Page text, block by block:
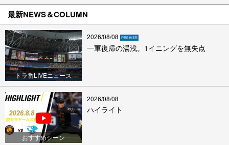
最新NEWS＆COLUMN
トラ番LIVEニュース
2026/08/08
一軍復帰の湯浅。1イニングを無失点
おすすめシーン
2026/08/08
ハイライト